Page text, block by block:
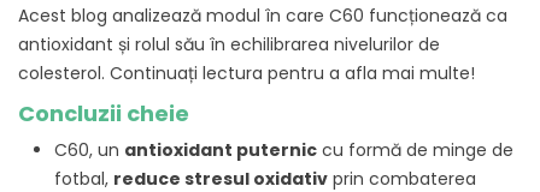
Acest blog analizează modul în care C60 funcționează ca
antioxidant și rolul său în echilibrarea nivelurilor de
colesterol. Continuați lectura pentru a afla mai multe!
Concluzii cheie
C60, un antioxidant puternic cu formă de minge de
fotbal, reduce stresul oxidativ prin combaterea